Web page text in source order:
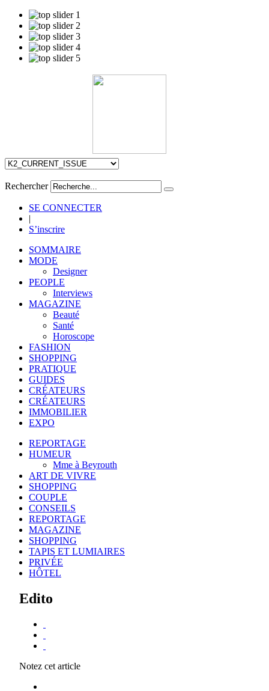
Rechercher
SE CONNECTER
|
S’inscrire
SOMMAIRE
MODE
Designer
PEOPLE
Interviews
MAGAZINE
Beauté
Santé
Horoscope
FASHION
SHOPPING
PRATIQUE
GUIDES
CRÉATEURS
CRÉATEURS
IMMOBILIER
EXPO
REPORTAGE
HUMEUR
Mme à Beyrouth
ART DE VIVRE
SHOPPING
COUPLE
CONSEILS
REPORTAGE
MAGAZINE
SHOPPING
TAPIS ET LUMIAIRES
PRIVÉE
HÔTEL
Edito
Notez cet article